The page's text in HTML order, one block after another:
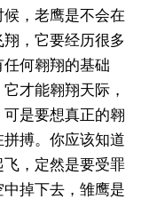
，老鹰是不会在
，它要经历很多
何翱翔的基础
才能翱翔天际，
是要想真正的翱
搏。你应该知道
，定然是要受罪
掉下去，雏鹰是